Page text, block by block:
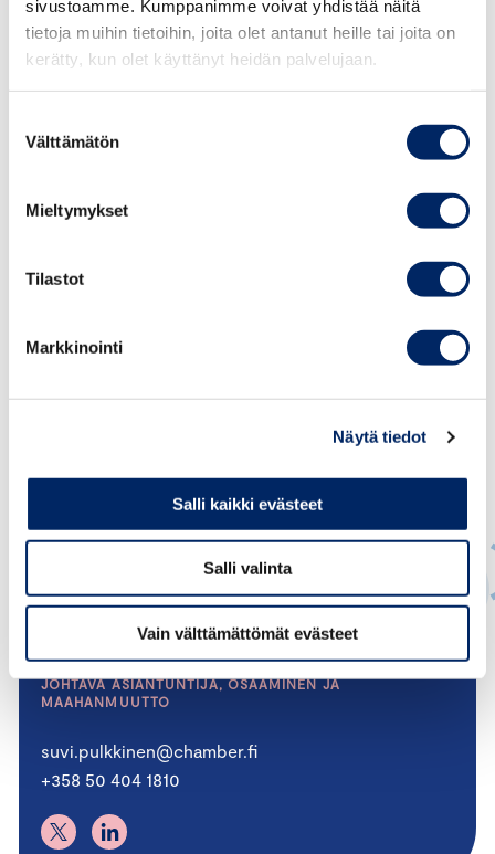
sivustoamme. Kumppanimme voivat yhdistää näitä
tietoja muihin tietoihin, joita olet antanut heille tai joita on
kerätty, kun olet käyttänyt heidän palvelujaan.
valinta
Välttämätön
Mieltymykset
Tilastot
Markkinointi
Näytä tiedot
Salli kaikki evästeet
Salli valinta
Vain välttämättömät evästeet
kotikuntarekisteröinnin.
”On hienoa, että kansainvälisten osaajien maahantulon
sujuvuutta edistetään, sillä parhaimmillaan uudistus
aloittamista ja vahvistaa kansainvälisen osaajan
sanoo.
Suvi Pulkkinen
JOHTAVA ASIANTUNTIJA, OSAAMINEN JA
MAAHANMUUTTO
suvi.pulkkinen@chamber.fi
+358 50 404 1810